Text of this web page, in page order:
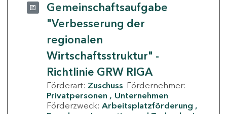
Gemeinschaftsaufgabe
"Verbesserung der
regionalen
Wirtschaftsstruktur" -
Richtlinie GRW RIGA
Förderart: Zuschuss Fördernehmer:
Privatpersonen
Unternehmen
Förderzweck: Arbeitsplatzförderung